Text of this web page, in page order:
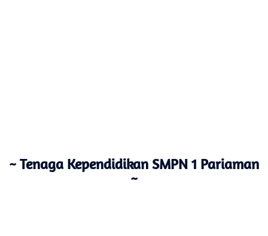
~ Tenaga Kependidikan SMPN 1 Pariaman
~